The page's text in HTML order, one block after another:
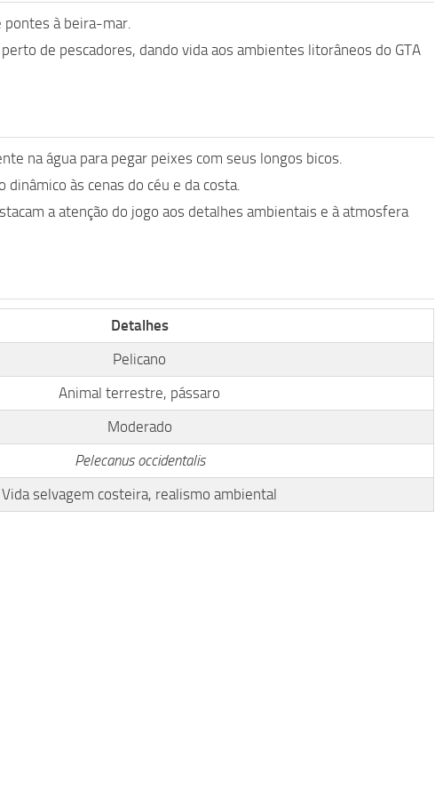
pontes à beira-mar.
de pescadores, dando vida aos ambientes litorâneos do GTA
na água para pegar peixes com seus longos bicos.
às cenas do céu e da costa.
a atenção do jogo aos detalhes ambientais e à atmosfera
Detalhes
Pelicano
Animal terrestre, pássaro
Moderado
Pelecanus occidentalis
Vida selvagem costeira, realismo ambiental